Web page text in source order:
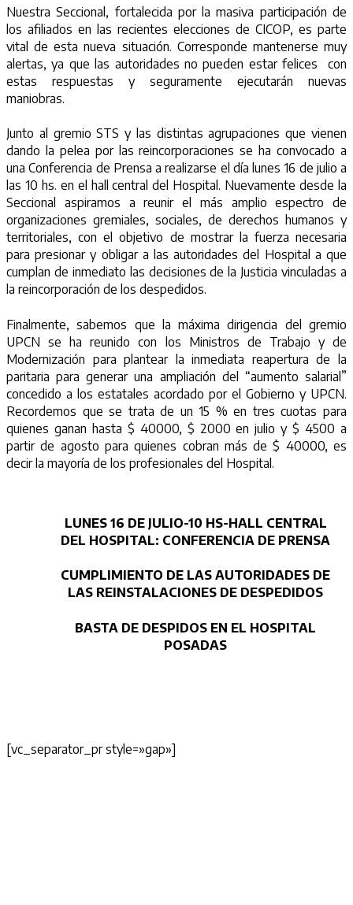
Nuestra Seccional, fortalecida por la masiva participación de
los afiliados en las recientes elecciones de CICOP, es parte
vital de esta nueva situación. Corresponde mantenerse muy
alertas, ya que las autoridades no pueden estar felices con
estas respuestas y seguramente ejecutarán nuevas
maniobras.
Junto al gremio STS y las distintas agrupaciones que vienen
dando la pelea por las reincorporaciones se ha convocado a
una Conferencia de Prensa a realizarse el día lunes 16 de julio a
las 10 hs. en el hall central del Hospital. Nuevamente desde la
Seccional aspiramos a reunir el más amplio espectro de
organizaciones gremiales, sociales, de derechos humanos y
territoriales, con el objetivo de mostrar la fuerza necesaria
para presionar y obligar a las autoridades del Hospital a que
cumplan de inmediato las decisiones de la Justicia vinculadas a
la reincorporación de los despedidos.
Finalmente, sabemos que la máxima dirigencia del gremio
UPCN se ha reunido con los Ministros de Trabajo y de
Modernización para plantear la inmediata reapertura de la
paritaria para generar una ampliación del “aumento salarial”
concedido a los estatales acordado por el Gobierno y UPCN.
Recordemos que se trata de un 15 % en tres cuotas para
quienes ganan hasta $ 40000, $ 2000 en julio y $ 4500 a
partir de agosto para quienes cobran más de $ 40000, es
decir la mayoría de los profesionales del Hospital.
LUNES 16 DE JULIO-10 HS-HALL CENTRAL
DEL HOSPITAL: CONFERENCIA DE PRENSA
CUMPLIMIENTO DE LAS AUTORIDADES DE
LAS REINSTALACIONES DE DESPEDIDOS
BASTA DE DESPIDOS EN EL HOSPITAL
POSADAS
[vc_separator_pr style=»gap»]